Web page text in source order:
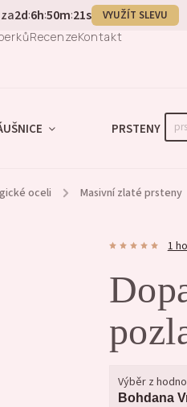
2d:6h:50m:20s VYUŽÍT SLEVU
RecenzeKontakt
PRSTENY
oceli / Masivní zlaté prsteny
1
Výběr z
Bohdana